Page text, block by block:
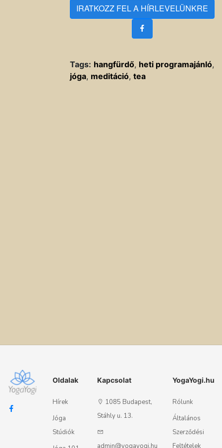
IRATKOZZ FEL A HÍRLEVELÜNKRE
Tags: hangfürdő, heti programajánló,
jóga, meditáció, tea
Oldalak
Hírek
Jóga
Stúdiók
Kapcsolat
1085 Budapest,
Stáhly u. 13.
admin@yogayogi.hu
YogaYogi.hu
Rólunk
Általános
Szerződési
Feltételek